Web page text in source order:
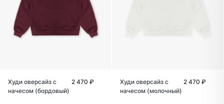
Худи оверсайз с
начесом (бордовый)
2 470 ₽
Худи оверсайз с
начесом (молочный)
2 470 ₽